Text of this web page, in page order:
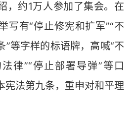
约1万人参加了集会。在
写有“停止修宪和扩军”“不
”等字样的标语牌，高喊“不
律”“停止部署导弹”等口
宪法第九条，重申对和平理